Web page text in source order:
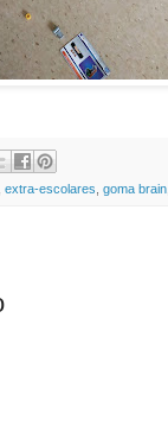
extra-escolares goma brain